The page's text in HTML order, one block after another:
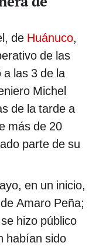
de Huánuco,
de las
las 3 de la
Michel
de la tarde a
más de 20
parte de su
en un inicio,
Amaro Peña;
hizo público
habían sido